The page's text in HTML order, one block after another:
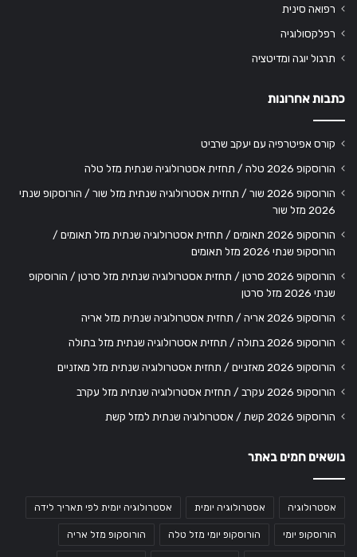
רפואה סינית
רפלקסולוגיה
תרגול יוגה ומדיטציה
כתבות אחרונות
קורס אפיטרפיה עם יעקב שרביט
הורוסקופ 2026 טלה / תחזית אסטרולוגיה שנתית מזל טלה
הורוסקופ 2026 שור / תחזית אסטרולוגיה שנתית מזל שור / הורוסקופ שנתי
2026 מזל שור
הורוסקופ 2026 תאומים / תחזית אסטרולוגיה שנתית מזל תאומים /
הורוסקופ שנתי 2026 מזל תאומים
הורוסקופ 2026 סרטן / תחזית אסטרולוגיה שנתית מזל סרטן / הורוסקופ
שנתי 2026 מזל סרטן
הורוסקופ 2026 אריה / תחזית אסטרולוגיה שנתית מזל אריה
הורוסקופ 2026 בתולה / תחזית אסטרולוגיה שנתית מזל בתולה
הורוסקופ 2026 מאזניים / תחזית אסטרולוגיה שנתית מזל מאזניים
הורוסקופ 2026 עקרב / תחזית אסטרולוגיה שנתית מזל עקרב
הורוסקופ 2026 קשת / אסטרולוגיה שנתית למזל קשת
נושאים חמים באתר
אסטרולוגיה אסטרולוגיה יומית אסטרולוגיה יומית לפי תאריך לידה
הורוסקופ יומי הורוסקופ יומי מזל טלה הורוסקופ מזל אריה